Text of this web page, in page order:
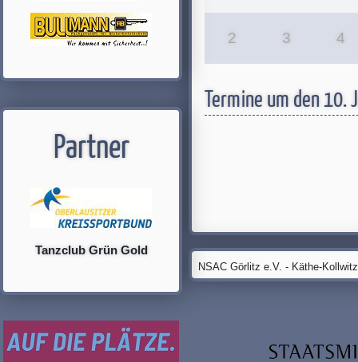
2 3 4
Termine um den 10.
NSAC Görlitz e.V. - Käthe-
Partner
Tanzclub Grün Gold